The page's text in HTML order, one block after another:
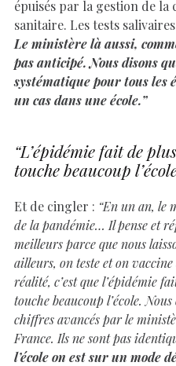
épuisés par la gestion de
sanitaire. Les tests
Le ministère là aussi,
pas anticipé. Nous disons
systématique pour tous les
un cas dans une école.”
“L’épidémie fait de
touche beaucoup
Et de cingler : “En un an, le
de la pandémie… Il pense et
meilleurs parce que nous
ailleurs, on teste et on
réalité, c’est que l’épidémie
touche beaucoup l’école.
chiffres avancés par le
France. Ils ne sont pas
l’école on est sur un mode